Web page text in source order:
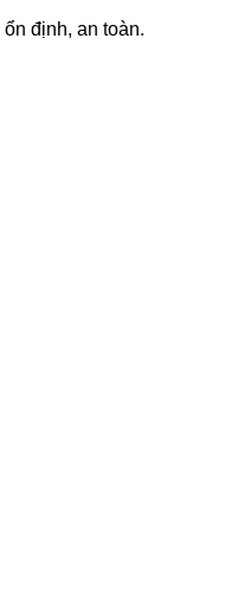
định, an toàn.